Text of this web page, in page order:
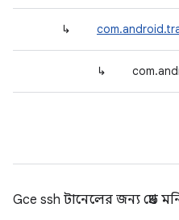
↳
↳
Gce ssh টানেলের জন্য থ্রেড